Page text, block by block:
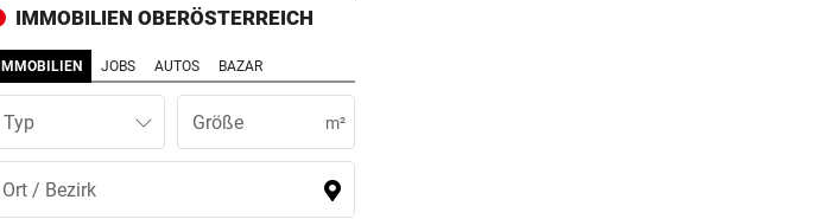
über Leitschiene
FAZIT NACH EINEM MONAT vor 4 Stunden
Bäcker zu Steuersenkung: „Den
Kunden ist das egal“
vor 5 Stunden
IMMOBILIEN OBERÖSTERREICH
IMMOBILIEN JOBS AUTOS BAZAR
Typ m²